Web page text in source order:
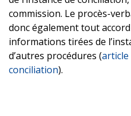
commission. Le procès-
donc également tout
informations tirées de
d’autres procédures (article
conciliation).